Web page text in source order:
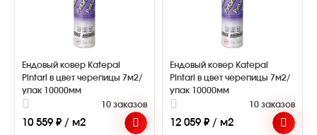
Ендовый ковер Katepal
Pintari в цвет черепицы 7м2/
упак 10000мм
10 заказов
10 559 ₽ / м2
Ендовый ковер Katepal
Pintari в цвет черепицы 7м2/
упак 10000мм
10 заказов
12 059 ₽ / м2